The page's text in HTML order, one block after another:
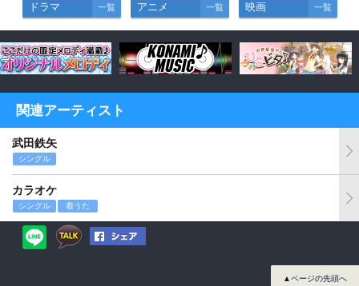
ドラマ 一覧 アニメ 一覧 映画 一覧
関連アーティスト
武田鉄矢
シングル
カラオケ
シングル 着うた
▲ページの先頭へ